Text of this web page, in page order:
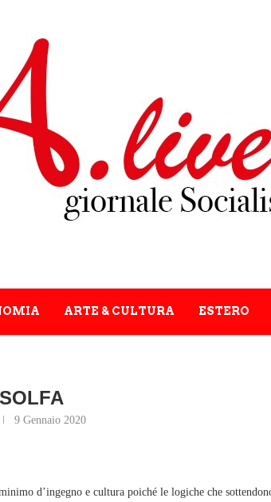
ARTE & CULTURA ESTERO
9 Gennaio 2020
d’ingegno e cultura poiché le logiche che